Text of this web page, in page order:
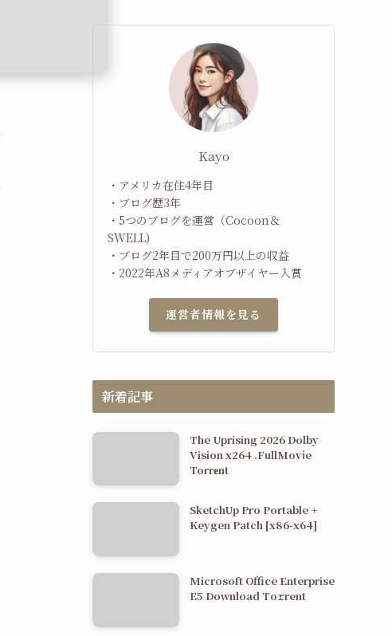
Kayo
・アメリカ在住4年目
・ブログ歴3年
・5つのブログを運営（Cocoon＆
SWELL)
・ブログ2年目で200万円以上の収益
・2022年A8メディアオブザイヤー入賞
運営者情報を見る
新着記事
The Uprising 2026 Dolby
Vision x264 .FullMov𝗂e
Torr𝐞nt
SketchUp Pro Portable +
Keygen Patch [x86-x64]
Microsoft Office Enterprise
E5 Dоwnlоad Tо𝚛rеnt